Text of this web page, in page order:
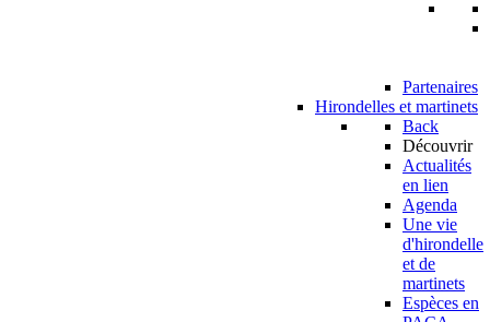
Partenaires
Hirondelles et martinets
Back
Découvrir
Actualités
en lien
Agenda
Une vie
d'hirondelle
et de
martinets
Espèces en